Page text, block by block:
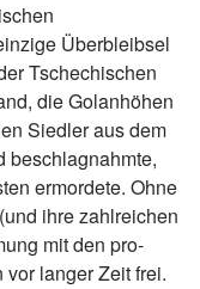
Überbleibsel
Tschechischen
die Golanhöhen
Siedler aus dem
beschlagnahmte,
ermordete. Ohne
ihre zahlreichen
mit den pro-
langer Zeit frei.